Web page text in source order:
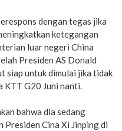
dengan tegas jika
ketegangan
luar negeri China
Presiden AS Donald
siap untuk dimulai jika tidak
KTT G20 Juni nanti.
bahwa dia sedang
Presiden Cina Xi Jinping di